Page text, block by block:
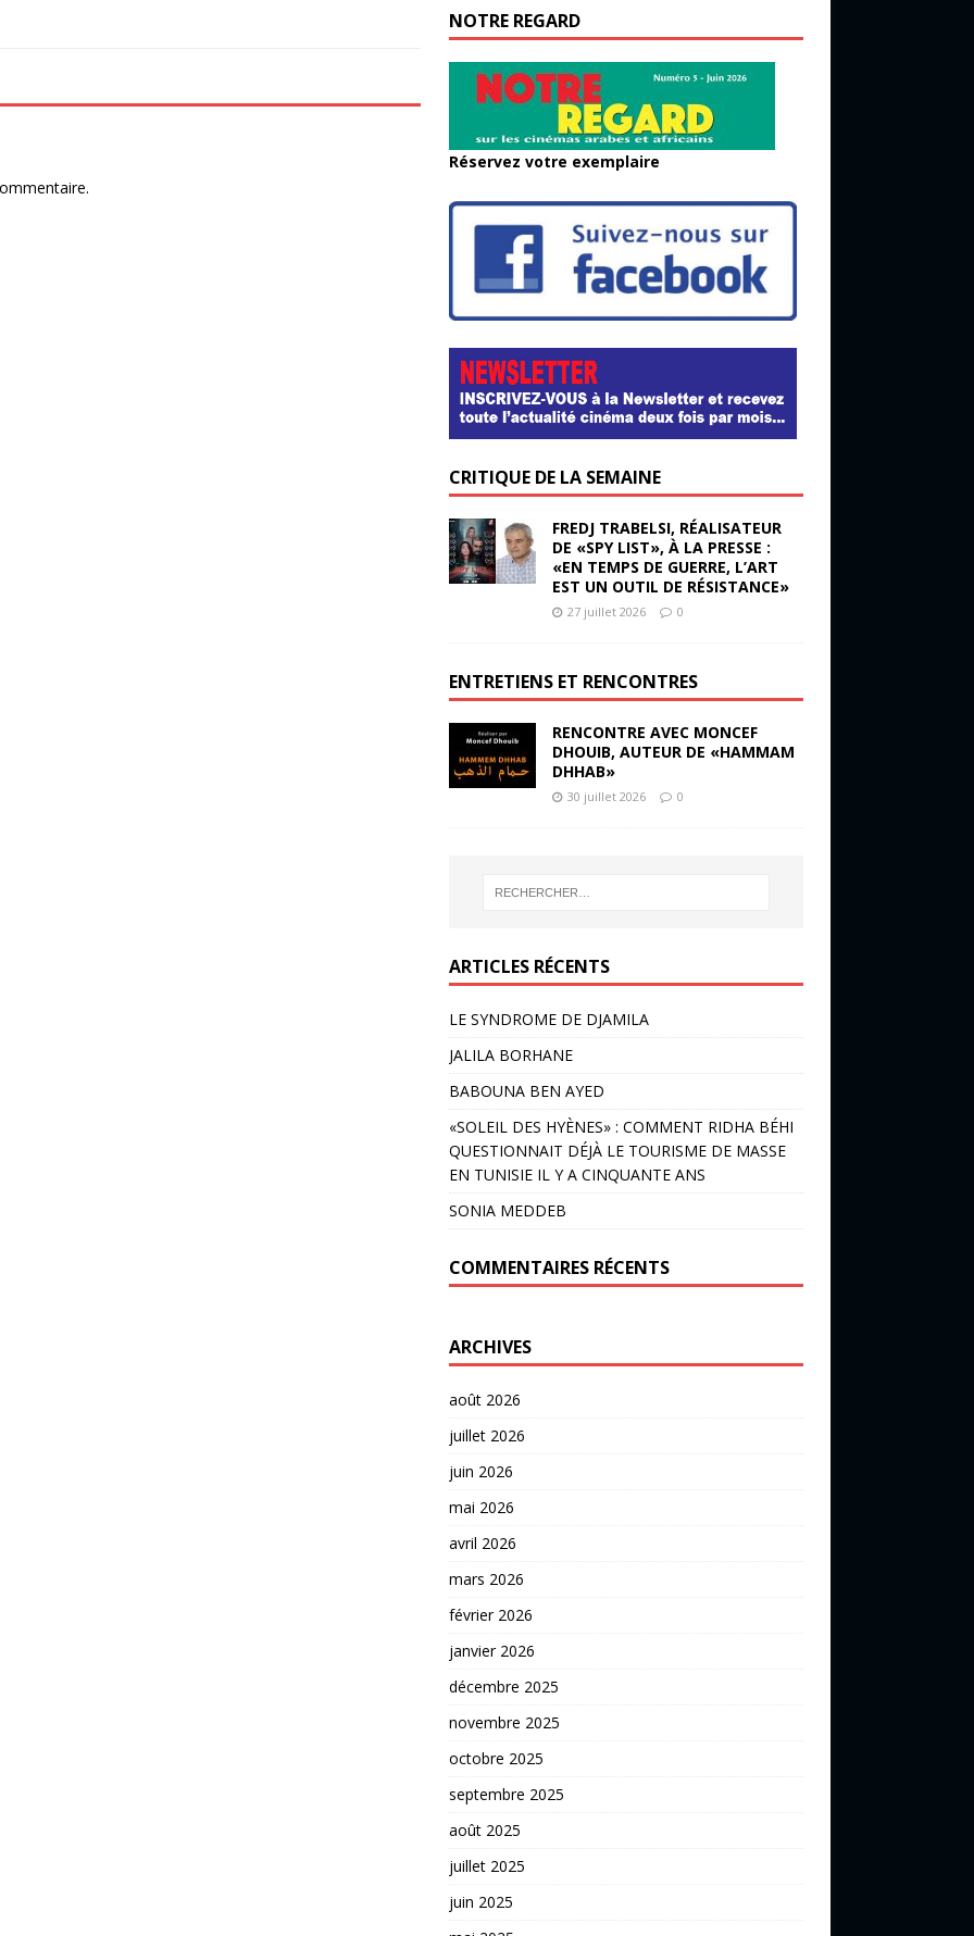
NOTRE REGARD
Réservez votre exemplaire
CRITIQUE DE LA SEMAINE
FREDJ TRABELSI, RÉALISATEUR
DE «SPY LIST», À LA PRESSE :
«EN TEMPS DE GUERRE, L’ART
EST UN OUTIL DE RÉSISTANCE»
27 juillet 2026 0
ENTRETIENS ET RENCONTRES
RENCONTRE AVEC MONCEF
DHOUIB, AUTEUR DE «HAMMAM
DHHAB»
30 juillet 2026 0
ARTICLES RÉCENTS
LE SYNDROME DE DJAMILA
JALILA BORHANE
BABOUNA BEN AYED
«SOLEIL DES HYÈNES» : COMMENT RIDHA BÉHI
QUESTIONNAIT DÉJÀ LE TOURISME DE MASSE
EN TUNISIE IL Y A CINQUANTE ANS
SONIA MEDDEB
COMMENTAIRES RÉCENTS
ARCHIVES
août 2026
juillet 2026
juin 2026
mai 2026
avril 2026
mars 2026
février 2026
janvier 2026
décembre 2025
novembre 2025
octobre 2025
septembre 2025
août 2025
juillet 2025
juin 2025